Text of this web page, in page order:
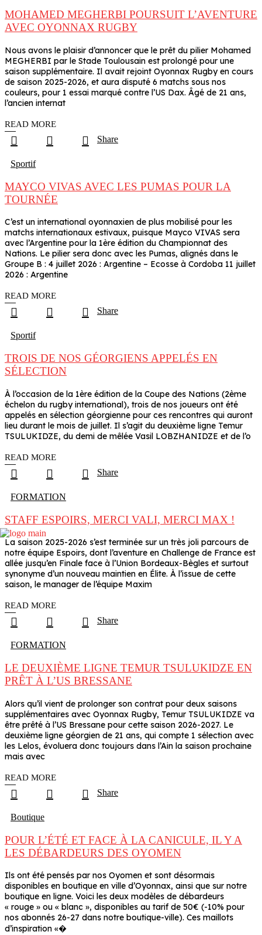
MOHAMED MEGHERBI POURSUIT L’AVENTURE
AVEC OYONNAX RUGBY
Nous avons le plaisir d’annoncer que le prêt du pilier Mohamed
MEGHERBI par le Stade Toulousain est prolongé pour une
saison supplémentaire. Il avait rejoint Oyonnax Rugby en cours
de saison 2025-2026, et aura disputé 6 matchs sous nos
couleurs, pour 1 essai marqué contre l’US Dax. Âgé de 21 ans,
l’ancien internat
READ MORE
Share
Sportif
MAYCO VIVAS AVEC LES PUMAS POUR LA
TOURNÉE
C’est un international oyonnaxien de plus mobilisé pour les
matchs internationaux estivaux, puisque Mayco VIVAS sera
avec l’Argentine pour la 1ère édition du Championnat des
Nations. Le pilier sera donc avec les Pumas, alignés dans le
Groupe B : 4 juillet 2026 : Argentine – Ecosse à Cordoba 11 juillet
2026 : Argentine
READ MORE
Share
Sportif
TROIS DE NOS GÉORGIENS APPELÉS EN
SÉLECTION
À l’occasion de la 1ère édition de la Coupe des Nations (2ème
échelon du rugby international), trois de nos joueurs ont été
appelés en sélection géorgienne pour ces rencontres qui auront
lieu durant le mois de juillet. Il s’agit du deuxième ligne Temur
TSULUKIDZE, du demi de mêlée Vasil LOBZHANIDZE et de l’o
READ MORE
Share
FORMATION
STAFF ESPOIRS, MERCI VALI, MERCI MAX !
La saison 2025-2026 s’est terminée sur un très joli parcours de
notre équipe Espoirs, dont l’aventure en Challenge de France est
allée jusqu’en Finale face à l’Union Bordeaux-Bègles et surtout
synonyme d’un nouveau maintien en Élite. À l’issue de cette
saison, le manager de l’équipe Maxim
READ MORE
Share
FORMATION
LE DEUXIÈME LIGNE TEMUR TSULUKIDZE EN
PRÊT À L’US BRESSANE
Alors qu’il vient de prolonger son contrat pour deux saisons
supplémentaires avec Oyonnax Rugby, Temur TSULUKIDZE va
être prêté à l’US Bressane pour cette saison 2026-2027. Le
deuxième ligne géorgien de 21 ans, qui compte 1 sélection avec
les Lelos, évoluera donc toujours dans l’Ain la saison prochaine
mais avec
READ MORE
Share
Boutique
POUR L’ÉTÉ ET FACE À LA CANICULE, IL Y A
LES DÉBARDEURS DES OYOMEN
Ils ont été pensés par nos Oyomen et sont désormais
disponibles en boutique en ville d’Oyonnax, ainsi que sur notre
boutique en ligne. Voici les deux modèles de débardeurs
« rouge » ou « blanc », disponibles au tarif de 50€ (-10% pour
nos abonnés 26-27 dans notre boutique-ville). Ces maillots
d’inspiration «�